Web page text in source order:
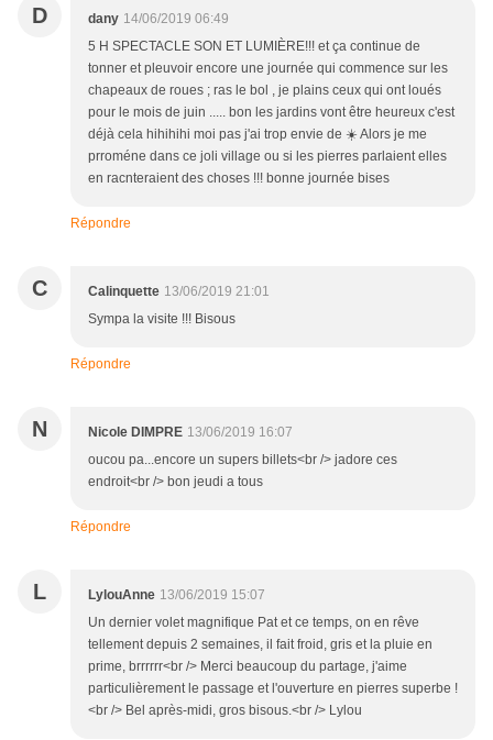
D dany 14/06/2019 06:49
5 H SPECTACLE SON ET LUMIÈRE!!! et ça continue de
tonner et pleuvoir encore une journée qui commence sur les
chapeaux de roues ; ras le bol , je plains ceux qui ont loués
pour le mois de juin ..... bon les jardins vont être heureux c'est
déjà cela hihihihi moi pas j'ai trop envie de ☀️ Alors je me
prroméne dans ce joli village ou si les pierres parlaient elles
en racnteraient des choses !!! bonne journée bises
Répondre
C Calinquette 13/06/2019 21:01
Sympa la visite !!! Bisous
Répondre
N Nicole DIMPRE 13/06/2019 16:07
oucou pa...encore un supers billets<br /> jadore ces
endroit<br /> bon jeudi a tous
Répondre
L LylouAnne 13/06/2019 15:07
Un dernier volet magnifique Pat et ce temps, on en rêve
tellement depuis 2 semaines, il fait froid, gris et la pluie en
prime, brrrrrr<br /> Merci beaucoup du partage, j'aime
particulièrement le passage et l'ouverture en pierres superbe !
<br /> Bel après-midi, gros bisous.<br /> Lylou